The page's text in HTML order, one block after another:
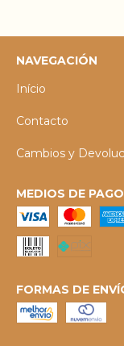
NAVEGACIÓN
Início
Contacto
Cambios y
MEDIOS DE PAGO
FORMAS DE